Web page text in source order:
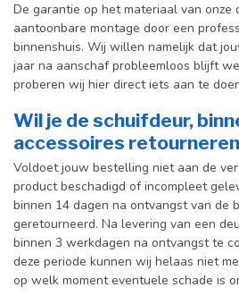
De garantie op het materiaal van onze
aantoonbare montage door een
binnenshuis. Wij willen namelijk dat
jaar na aanschaf probleemloos blijft
proberen wij hier direct iets aan te
Wil je de schuifdeur,
accessoires
Voldoet jouw bestelling niet aan de
product beschadigd of incompleet
binnen 14 dagen na ontvangst van de
geretourneerd. Na levering van een
binnen 3 werkdagen na ontvangst te
deze periode kunnen wij helaas niet
op welk moment eventuele schade is